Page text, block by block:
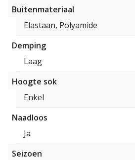
Buitenmateriaal
Elastaan, Polyamide
Demping
Laag
Hoogte sok
Enkel
Naadloos
Ja
Seizoen